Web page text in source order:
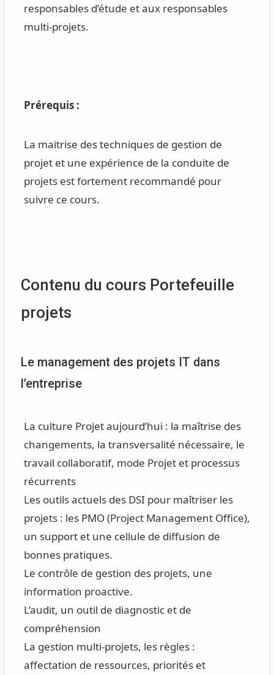
responsables d’étude et aux responsables
multi-projets.
Prérequis :
La maitrise des techniques de gestion de
projet et une expérience de la conduite de
projets est fortement recommandé pour
suivre ce cours.
Contenu du cours Portefeuille
projets
Le management des projets IT dans
l’entreprise
La culture Projet aujourd’hui : la maîtrise des
changements, la transversalité nécessaire, le
travail collaboratif, mode Projet et processus
récurrents
Les outils actuels des DSI pour maîtriser les
projets : les PMO (Project Management Office),
un support et une cellule de diffusion de
bonnes pratiques.
Le contrôle de gestion des projets, une
information proactive.
L’audit, un outil de diagnostic et de
compréhension
La gestion multi-projets, les règles :
affectation de ressources, priorités et